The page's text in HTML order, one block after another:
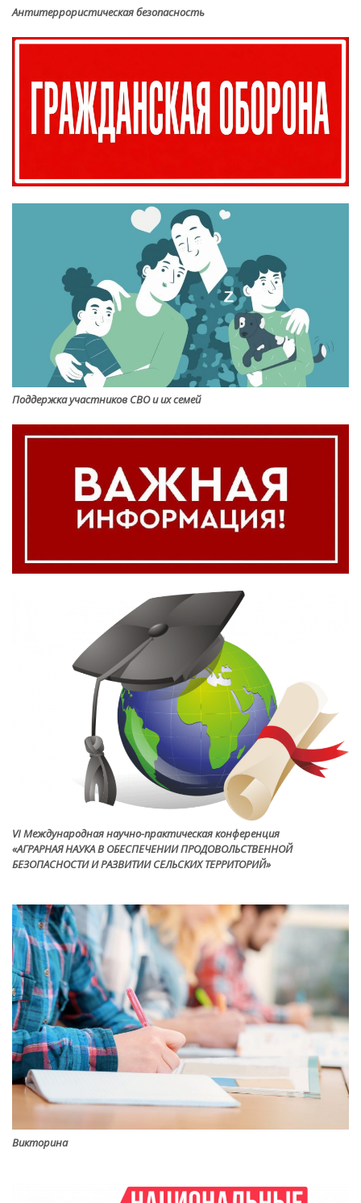
Антитеррористическая безопасность
Поддержка участников СВО и их семей
VI Международная научно-практическая конференция
«АГРАРНАЯ НАУКА В ОБЕСПЕЧЕНИИ ПРОДОВОЛЬСТВЕННОЙ
БЕЗОПАСНОСТИ И РАЗВИТИИ СЕЛЬСКИХ ТЕРРИТОРИЙ»
Викторина